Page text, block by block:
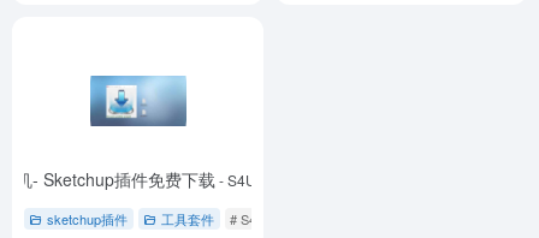
机- Sketchup插件免费下载 - S4U系列通用注册机-1.0.0
sketchup插件 工具套件 # S4U系列通用注册机